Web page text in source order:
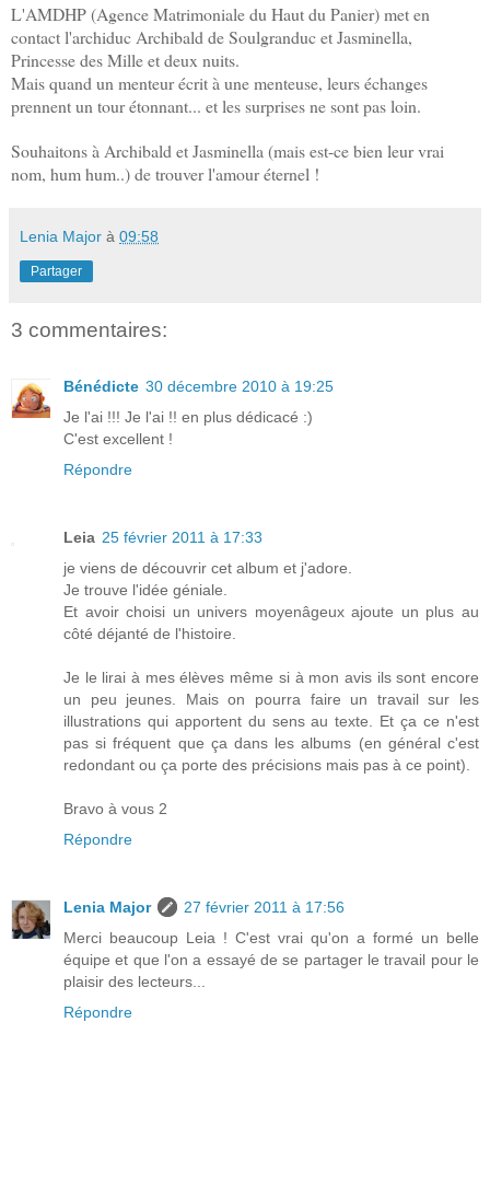
L'AMDHP (Agence Matrimoniale du Haut du Panier) met en
contact l'archiduc Archibald de Soulgranduc et Jasminella,
Princesse des Mille et deux nuits.
Mais quand un menteur écrit à une menteuse, leurs échanges
prennent un tour étonnant... et les surprises ne sont pas loin.
Souhaitons à Archibald et Jasminella (mais est-ce bien leur vrai
nom, hum hum..) de trouver l'amour éternel !
Lenia Major à 09:58
Partager
3 commentaires:
Bénédicte 30 décembre 2010 à 19:25
Je l'ai !!! Je l'ai !! en plus dédicacé :)
C'est excellent !
Répondre
Leia 25 février 2011 à 17:33
je viens de découvrir cet album et j'adore.
Je trouve l'idée géniale.
Et avoir choisi un univers moyenâgeux ajoute un plus au
côté déjanté de l'histoire.
Je le lirai à mes élèves même si à mon avis ils sont encore
un peu jeunes. Mais on pourra faire un travail sur les
illustrations qui apportent du sens au texte. Et ça ce n'est
pas si fréquent que ça dans les albums (en général c'est
redondant ou ça porte des précisions mais pas à ce point).
Bravo à vous 2
Répondre
Lenia Major
27 février 2011 à 17:56
Merci beaucoup Leia ! C'est vrai qu'on a formé un belle
équipe et que l'on a essayé de se partager le travail pour le
plaisir des lecteurs...
Répondre